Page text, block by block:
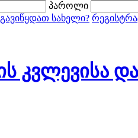
პაროლი
სახელი?
კვლევისა